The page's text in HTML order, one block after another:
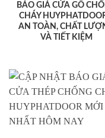
BÁO GIÁ CỬA GỖ
CHÁY
AN TOÀN, CHẤT
VÀ TIẾT KIỆM